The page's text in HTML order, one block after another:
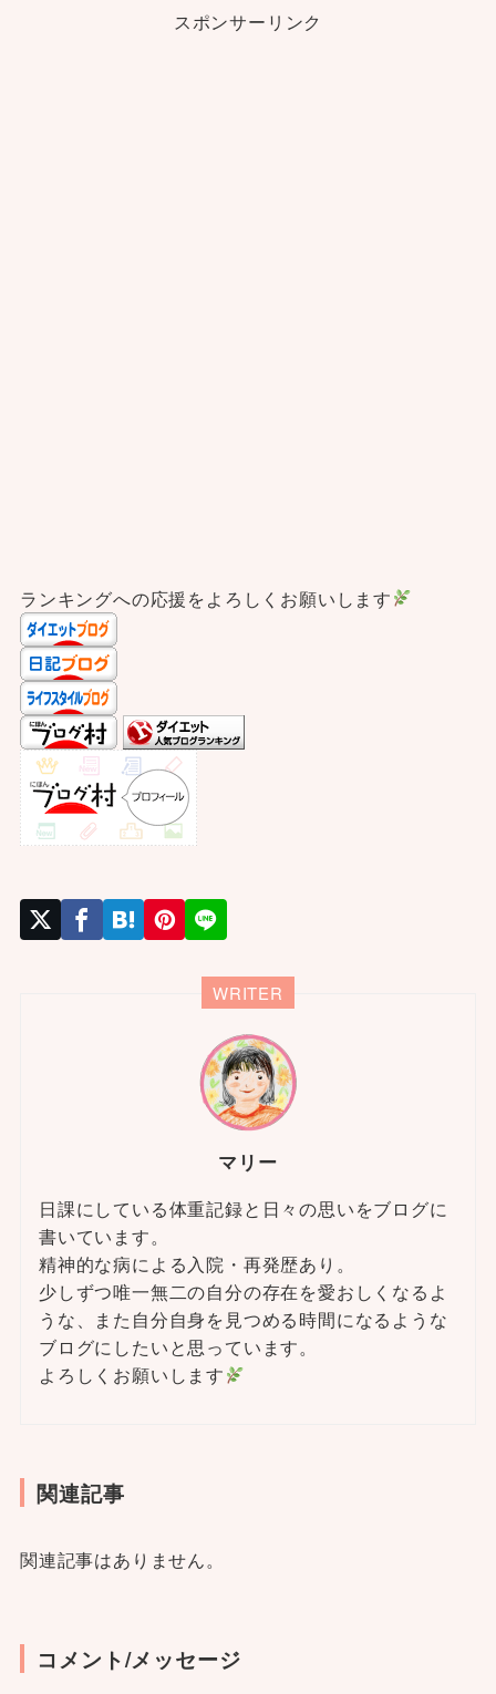
スポンサーリンク
ランキングへの応援をよろしくお願いします
WRITER
マリー
日課にしている体重記録と日々の思いをブログに
書いています。
精神的な病による入院・再発歴あり。
少しずつ唯一無二の自分の存在を愛おしくなるよ
うな、また自分自身を見つめる時間になるような
ブログにしたいと思っています。
よろしくお願いします
関連記事
関連記事はありません。
コメント/メッセージ